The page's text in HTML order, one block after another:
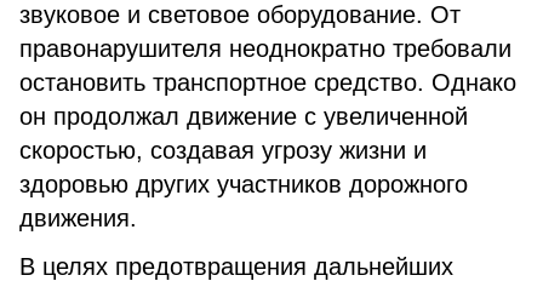
звуковое и световое оборудование. От
правонарушителя неоднократно требовали
остановить транспортное средство. Однако
он продолжал движение с увеличенной
скоростью, создавая угрозу жизни и
здоровью других участников дорожного
движения.
В целях предотвращения дальнейших